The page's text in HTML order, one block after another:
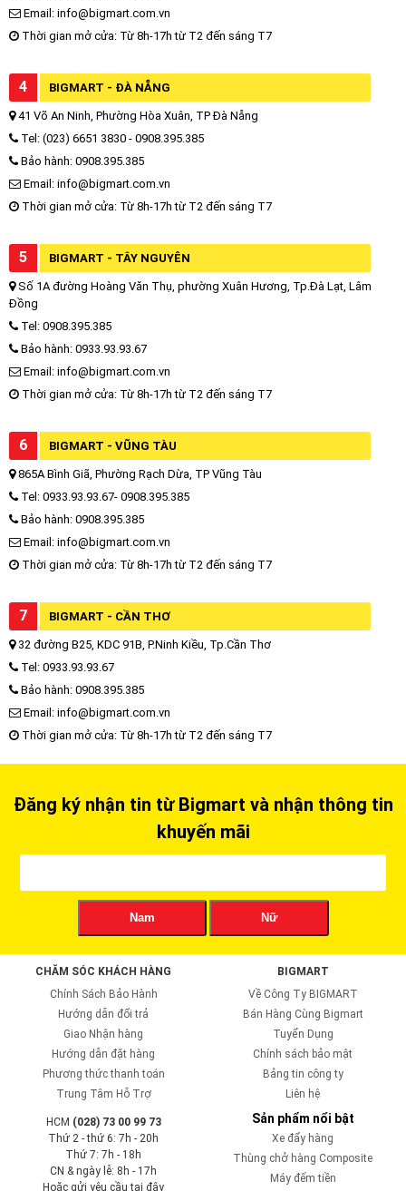
Email: info@bigmart.com.vn
Thời gian mở cửa: Từ 8h-17h từ T2 đến sáng T7
4 BIGMART - ĐÀ NẴNG
41 Võ An Ninh, Phường Hòa Xuân, TP Đà Nẵng
Tel: (023) 6651 3830 - 0908.395.385
Bảo hành: 0908.395.385
Email: info@bigmart.com.vn
Thời gian mở cửa: Từ 8h-17h từ T2 đến sáng T7
5 BIGMART - TÂY NGUYÊN
Số 1A đường Hoàng Văn Thụ, phường Xuân Hương, Tp.Đà Lạt, Lâm
Đồng
Tel: 0908.395.385
Bảo hành: 0933.93.93.67
Email: info@bigmart.com.vn
Thời gian mở cửa: Từ 8h-17h từ T2 đến sáng T7
6 BIGMART - VŨNG TÀU
865A Bình Giã, Phường Rạch Dừa, TP Vũng Tàu
Tel: 0933.93.93.67- 0908.395.385
Bảo hành: 0908.395.385
Email: info@bigmart.com.vn
Thời gian mở cửa: Từ 8h-17h từ T2 đến sáng T7
7 BIGMART - CẦN THƠ
32 đường B25, KDC 91B, P.Ninh Kiều, Tp.Cần Thơ
Tel: 0933.93.93.67
Bảo hành: 0908.395.385
Email: info@bigmart.com.vn
Thời gian mở cửa: Từ 8h-17h từ T2 đến sáng T7
Đăng ký nhận tin từ Bigmart và nhận thông tin
khuyến mãi
Nam Nữ
CHĂM SÓC KHÁCH HÀNG
Chính Sách Bảo Hành
Hướng dẫn đổi trả
Giao Nhận hàng
Hướng dẫn đặt hàng
Phương thức thanh toán
Trung Tâm Hỗ Trợ
BIGMART
Về Công Ty BIGMART
Bán Hàng Cùng Bigmart
Tuyển Dụng
Chính sách bảo mật
Bảng tin công ty
Liên hệ
HCM (028) 73 00 99 73
Thứ 2 - thứ 6: 7h - 20h
Thứ 7: 7h - 18h
CN & ngày lễ: 8h - 17h
Hoặc gửi yêu cầu tại đây
Sản phẩm nổi bật
Xe đẩy hàng
Thùng chở hàng Composite
Máy đếm tiền